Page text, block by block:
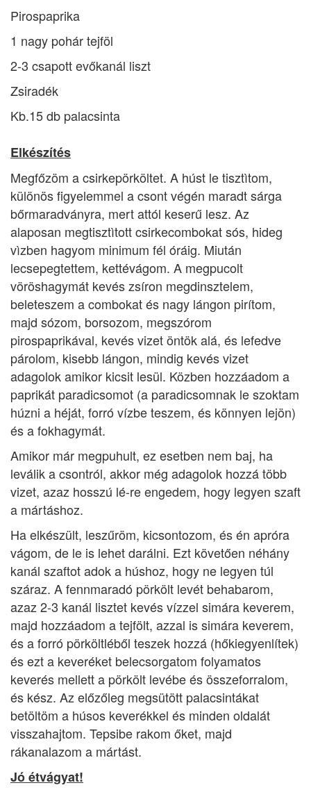
Pirospaprika
1 nagy pohár tejföl
2-3 csapott evőkanál liszt
Zsiradék
Kb.15 db palacsinta
Elkészítés
Megfőzöm a csirkepörköltet. A húst le tisztìtom,
különös figyelemmel a csont végén maradt sárga
bőrmaradványra, mert attól keserű lesz. Az
alaposan megtisztìtott csirkecombokat sós, hideg
vìzben hagyom minimum fél óráig. Miután
lecsepegtettem, kettévágom. A megpucolt
vöröshagymát kevés zsíron megdinsztelem,
beleteszem a combokat és nagy lángon pirítom,
majd sózom, borsozom, megszórom
pirospaprikával, kevés vizet öntök alá, és lefedve
párolom, kisebb lángon, mindig kevés vizet
adagolok amikor kicsit lesül. Közben hozzáadom a
paprikát paradicsomot (a paradicsomnak le szoktam
húzni a héját, forró vízbe teszem, és könnyen lejön)
és a fokhagymát.
Amikor már megpuhult, ez esetben nem baj, ha
leválik a csontról, akkor még adagolok hozzá több
vizet, azaz hosszú lé-re engedem, hogy legyen szaft
a mártáshoz.
Ha elkészült, leszűröm, kicsontozom, és én apróra
vágom, de le is lehet darálni. Ezt követően néhány
kanál szaftot adok a húshoz, hogy ne legyen túl
száraz. A fennmaradó pörkölt levét behabarom,
azaz 2-3 kanál lisztet kevés vízzel simára keverem,
majd hozzáadom a tejfölt, azzal is simára keverem,
és a forró pörköltléből teszek hozzá (hőkiegyenlítek)
és ezt a keveréket belecsorgatom folyamatos
keverés mellett a pörkölt levébe és összeforralom,
és kész. Az előzőleg megsütött palacsintákat
betöltöm a húsos keverékkel és minden oldalát
visszahajtom. Tepsibe rakom őket, majd
rákanalazom a mártást.
Jó étvágyat!